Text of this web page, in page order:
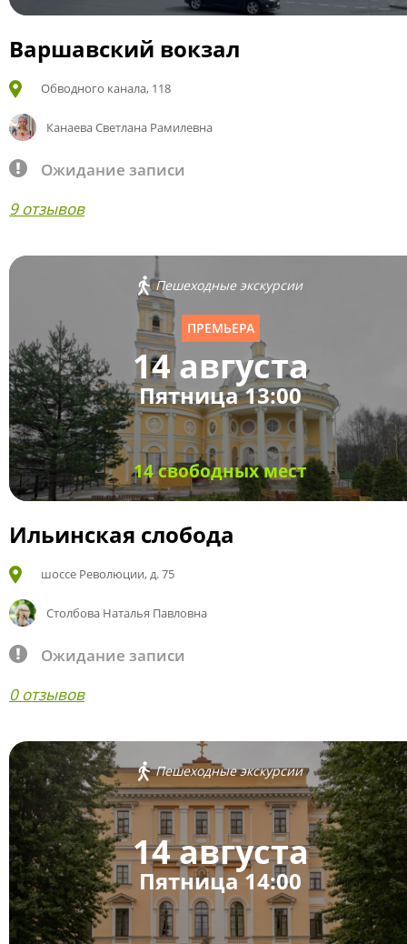
Варшавский вокзал
Обводного канала, 118
Канаева Светлана Рамилевна
Ожидание записи
9 отзывов
Пешеходные экскурсии
ПРЕМЬЕРА
14 августа
Пятница 13:00
14 свободных мест
Ильинская слобода
шоссе Революции, д. 75
Столбова Наталья Павловна
Ожидание записи
0 отзывов
Пешеходные экскурсии
14 августа
Пятница 14:00